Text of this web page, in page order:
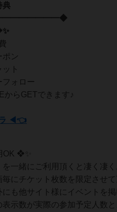
ン
ト
ォロー
らGETできます♪
◀👈
❖✨
を一緒にご利用頂くと凄く凄
にチケット枚数を限定させて
も他サイト様にイベントを掲
示数が実際の参加予定人数と